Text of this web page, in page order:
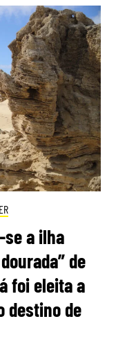
a ilha
de
foi eleita a
destino de